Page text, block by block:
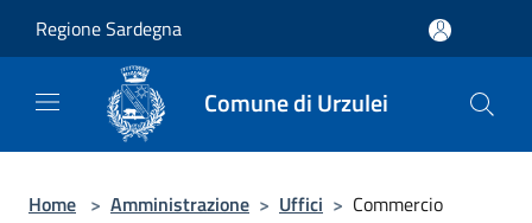
Regione Sardegna
Comune di Urzulei
Home > Amministrazione > Uffici > Commercio